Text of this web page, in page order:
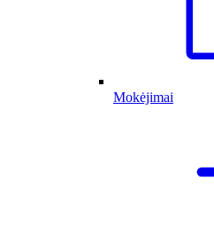
Mokėjimai